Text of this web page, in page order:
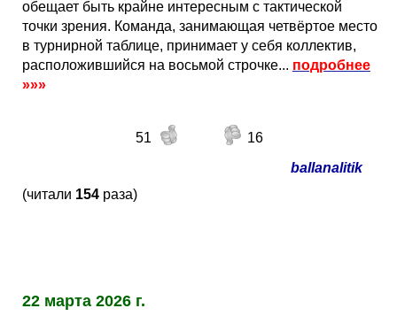
обещает быть крайне интересным с тактической
точки зрения. Команда, занимающая четвёртое место
в турнирной таблице, принимает у себя коллектив,
расположившийся на восьмой строчке... подробнее
»»»
51
16
ballanalitik
(читали 154 раза)
22 марта 2026 г.